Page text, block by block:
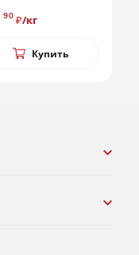
90 ₽/кг
Купить